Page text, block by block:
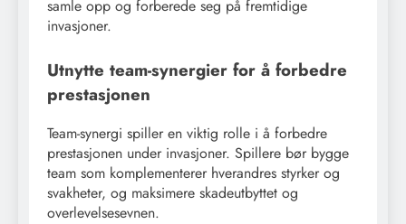
samle opp og forberede seg på fremtidige
invasjoner.
Utnytte team-synergier for å forbedre
prestasjonen
Team-synergi spiller en viktig rolle i å forbedre
prestasjonen under invasjoner. Spillere bør bygge
team som komplementerer hverandres styrker og
svakheter, og maksimere skadeutbyttet og
overlevelsesevnen.